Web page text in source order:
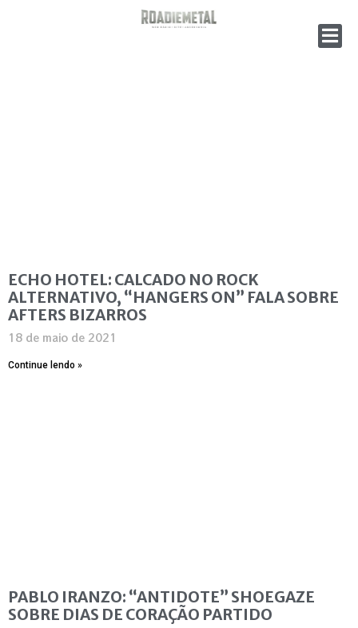
ECHO HOTEL: CALCADO NO ROCK
ALTERNATIVO, “HANGERS ON” FALA SOBRE
AFTERS BIZARROS
18 de maio de 2021
Continue lendo »
PABLO IRANZO: “ANTIDOTE” SHOEGAZE
SOBRE DIAS DE CORAÇÃO PARTIDO